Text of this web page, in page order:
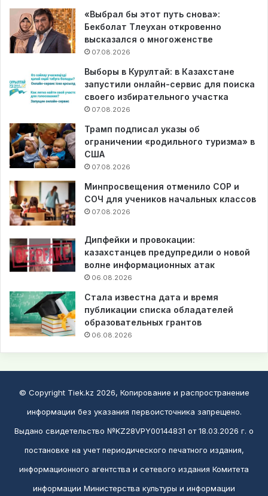
«Выбрал бы этот путь снова»:
Бекболат Тлеухан откровенно
высказался о многоженстве
07.08.2026
Выборы в Курултай: в Казахстане
запустили онлайн-сервис для поиска
своего избирательного участка
07.08.2026
Трамп подписал указы об
ограничении «родильного туризма» в
США
07.08.2026
Минпросвещения отменило СОР и
СОЧ для учеников начальных классов
07.08.2026
Дипфейки и провокации:
казахстанцев предупредили о новой
волне информационных атак
06.08.2026
Стала известна дата и время
публикации списка обладателей
образовательных грантов
06.08.2026
© Copyright Tiek.kz 2026, Копирование и распространение
информации без указания первоисточника запрещено.
Выдано свидетельство №KZ28VPY00144831 от 18.03.2026 г. о
постановке на учет периодического печатного издания,
информационного агентства и сетевого издания Комитета
информации Министерства культуры и информации